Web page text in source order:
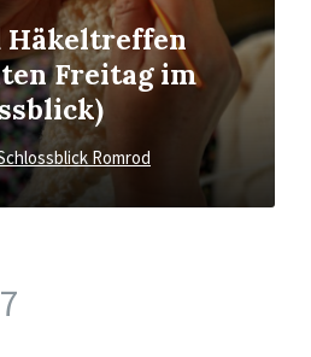
Freitag im
Romrod